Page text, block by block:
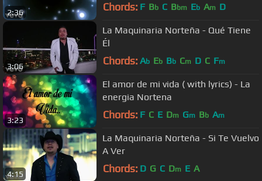
2:36 Chords: F Bb C Bbm Eb Am D
3:06
La Maquinaria Norteña - Qué Tiene
Él
Chords: Ab Eb Bb Cm D C Fm
3:23
El amor de mi vida ( with lyrics) - La
energia Nortena
Chords: F C E Dm Gm Bb Am
4:15
La Maquinaria Norteña - Si Te Vuelvo
A Ver
Chords: D G C Dm E A